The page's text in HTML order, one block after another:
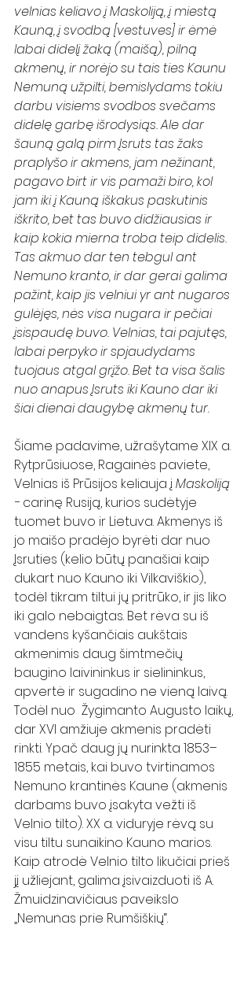
velnias keliavo į Maskoliją, į miestą
Kauną, į svodbą [vestuves] ir ėmė
labai didelį žaką (maišą), pilną
akmenų, ir norėjo su tais ties Kaunu
Nemuną užpilti, bemislydams tokiu
darbu visiems svodbos svečams
didelę garbę išrodysiąs. Ale dar
šauną galą pirm Įsruts tas žaks
praplyšo ir akmens, jam nežinant,
pagavo birt ir vis pamaži biro, kol
jam iki į Kauną iškakus paskutinis
iškrito, bet tas buvo didžiausias ir
kaip kokia mierna troba teip didelis.
Tas akmuo dar ten tebgul ant
Nemuno kranto, ir dar gerai galima
pažint, kaip jis velniui yr ant nugaros
gulėjęs, nės visa nugara ir pečiai
įsispaudę buvo. Velnias, tai pajutęs,
labai perpyko ir spjaudydams
tuojaus atgal grįžo. Bet ta visa šalis
nuo anapus Įsruts iki Kauno dar iki
šiai dienai daugybę akmenų tur.
Šiame padavime, užrašytame XIX a.
Rytprūsiuose, Ragainės paviete,
Velnias iš Prūsijos keliauja į Maskoliją
− carinę Rusiją, kurios sudėtyje
tuomet buvo ir Lietuva. Akmenys iš
jo maišo pradėjo byrėti dar nuo
Įsruties (kelio būtų panašiai kaip
dukart nuo Kauno iki Vilkaviškio),
todėl tikram tiltui jų pritrūko, ir jis liko
iki galo nebaigtas. Bet rėva su iš
vandens kyšančiais aukštais
akmenimis daug šimtmečių
baugino laivininkus ir sielininkus,
apvertė ir sugadino ne vieną laivą.
Todėl nuo  Žygimanto Augusto laikų,
dar XVI amžiuje akmenis pradėti
rinkti. Ypač daug jų nurinkta 1853–
1855 metais, kai buvo tvirtinamos
Nemuno krantinės Kaune (akmenis
darbams buvo įsakyta vežti iš
Velnio tilto). XX a. viduryje rėvą su
visu tiltu sunaikino Kauno marios.
Kaip atrodė Velnio tilto likučiai prieš
jį užliejant, galima įsivaizduoti iš A.
Žmuidzinavičiaus paveikslo
„Nemunas prie Rumšiškių“.